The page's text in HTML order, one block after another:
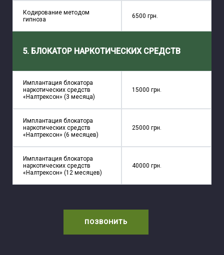
Кодирование методом
гипноза
6500 грн.
5. БЛОКАТОР НАРКОТИЧЕСКИХ СРЕДСТВ
Имплантация блокатора
наркотических средств
«Налтрексон» (3 месяца)
15000 грн.
Имплантация блокатора
наркотических средств
«Налтрексон» (6 месяцев)
25000 грн.
Имплантация блокатора
наркотических средств
«Налтрексон» (12 месяцев)
40000 грн.
ПОЗВОНИТЬ